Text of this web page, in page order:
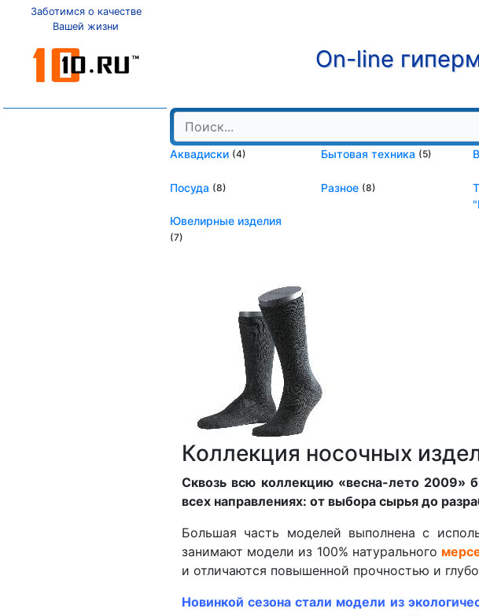
Заботимся о качестве
Вашей жизни
On-line
Аквадиски (4) Бытовая техника (5)
Посуда (8) Разное (8)
Ювелирные изделия
(7)
Коллекция носочных
Сквозь всю коллекцию «весна-лето 2009»
всех направлениях: от выбора сырья до
Большая часть моделей выполнена с
занимают модели из 100% натурального
и отличаются повышенной прочностью и
Новинкой сезона стали модели из